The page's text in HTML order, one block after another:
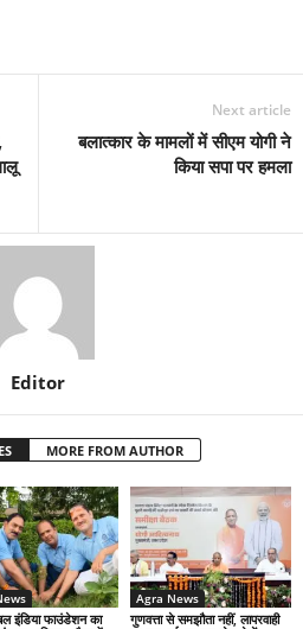
Next article
बलात्कार के मामलों में सीएम योगी ने
किया सपा पर हमला
Editor
MORE FROM AUTHOR
इंडिया फाउंडेशन का
Agra News
गुणवत्ता से समझौता नहीं, लापरवाही